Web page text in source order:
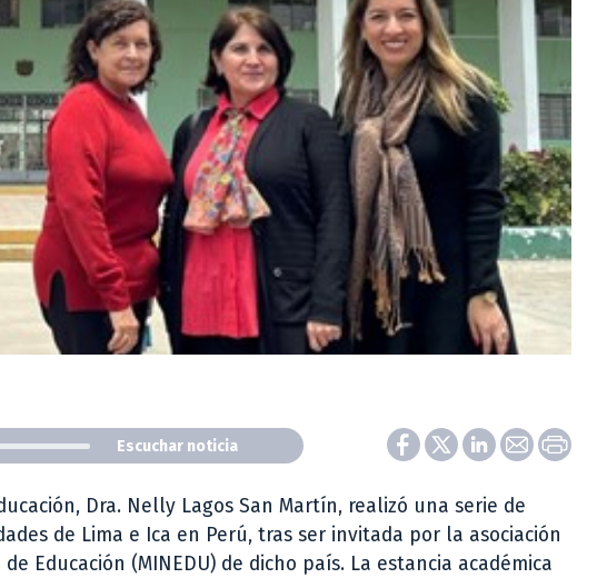
Escuchar noticia
Dra. Nelly Lagos San Martín, realizó una serie de
de Lima e Ica en Perú, tras ser invitada por la asociación
Educación (MINEDU) de dicho país. La estancia académica